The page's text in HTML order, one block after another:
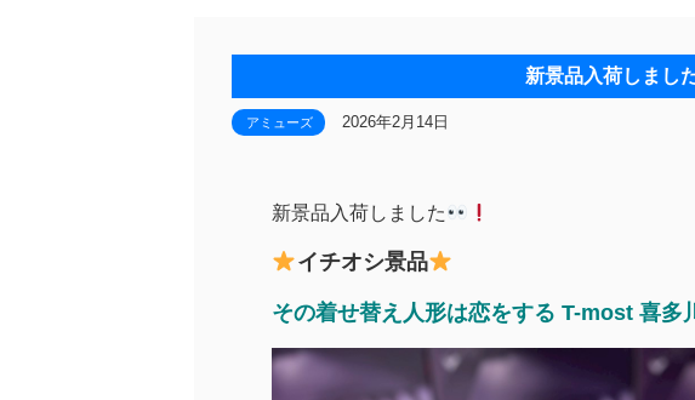
新景品入荷しまし
アミューズ 2026年2月14日
新景品入荷しました
イチオシ景品
その着せ替え人形は恋をする T-most 喜多